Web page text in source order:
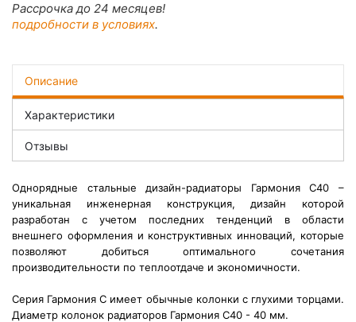
Рассрочка до 24 месяцев!
подробности в условиях.
Описание
Характеристики
Отзывы
Однорядные стальные дизайн-радиаторы Гармония С40 –
уникальная инженерная конструкция, дизайн которой
разработан с учетом последних тенденций в области
внешнего оформления и конструктивных инноваций, которые
позволяют добиться оптимального сочетания
производительности по теплоотдаче и экономичности.
Серия Гармония С имеет обычные колонки с глухими торцами.
Диаметр колонок радиаторов Гармония С40 - 40 мм.